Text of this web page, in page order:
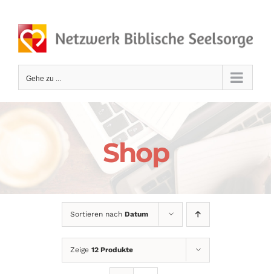
Inhalt
springen
Gehe zu ...
Shop
Sortieren nach Datum
Zeige 12 Produkte